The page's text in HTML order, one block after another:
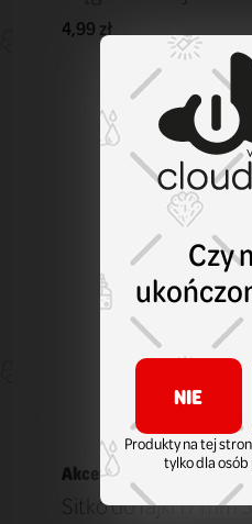
4,99 zł
Akcesoria
Sitko do fajki 17 mm
Czy
NIE
Produkty na tej
tylko dla